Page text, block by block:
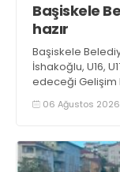
Başiskele
hazır
Başiskele
İshakoğlu, U16,
edeceği Gelişim
Genç
hedeflerinin
06 Ağustos